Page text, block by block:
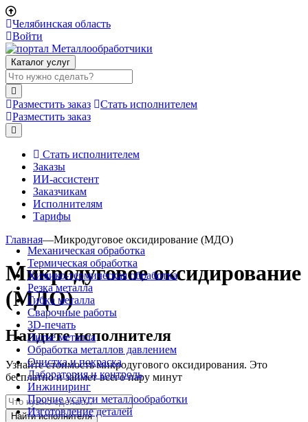
Челябинская область
Войти
Каталог услуг
Разместить заказ
Стать исполнителем
Разместить заказ
Стать исполнителем
Заказы
ИИ-ассистент
Заказчикам
Исполнителям
Тарифы
Механическая обработка
Термическая обработка
Химико-термическая обработка
Резка металла
Гибка металла
Сварочные работы
3D-печать
Литьё металла
Обработка металлов давлением
Очистка и покраска
Лаборатория и контроль
Инжиниринг
Прочие услуги металлообработки
Изготовление деталей
Главная—Микродуговое оксидирование (МДО)
Микродуговое оксидирование
(МДО)
Найдите исполнителя
Узнайте стоимость микродугового оксидирования. Это
бесплатно и займет всего пару минут
Найти исполнителя